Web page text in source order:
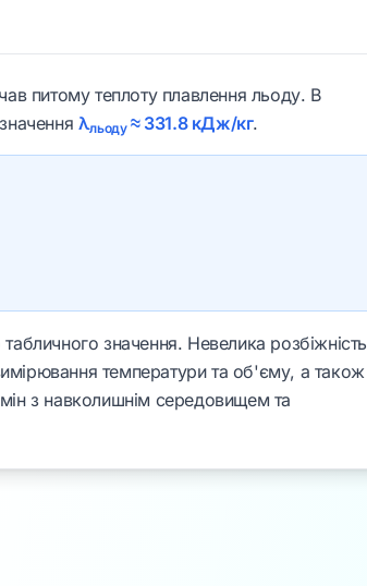
питому теплоту плавлення льоду. В
λльоду≈ 331.8кДж/кг.
значення. Невелика розбіжність
температури та об'єму, а також
з навколишнім середовищем та